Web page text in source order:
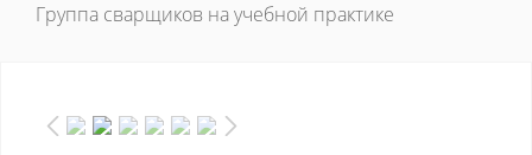
Группа сварщиков на учебной практике